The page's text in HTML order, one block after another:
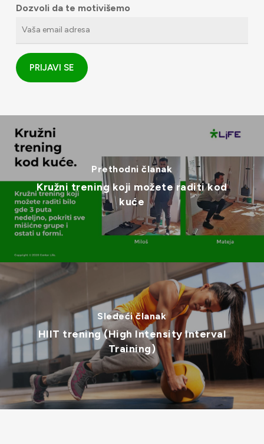
Dozvoli da te motivišemo
Prethodni članak
Kružni trening koji možete raditi kod
kuće
Sledeći članak
HIIT trening (High Intensity Interval
Training)